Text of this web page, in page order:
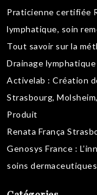
Praticienne certifiée
lymphatique, soin
Tout savoir sur la
Drainage
Activelab : Création
Strasbourg,
Produit
Renata França
Genosys France :
soins